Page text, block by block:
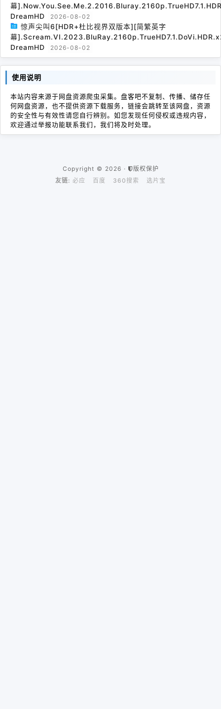
幕
DreamHD
2026-08-02
惊声尖叫6[HDR+杜比视界双版本][简繁英字
幕
DreamHD
2026-08-02
使用说明
本站内容来源于网盘资源爬虫采集。盘客吧不复制、传播、储存任
何网盘资源，也不提供资源下载服务，链接会跳转至该网盘，资源
的安全性与有效性请您自行辨别。如您发现任何侵权或违规内容，
欢迎通过举报功能联系我们，我们将及时处理。
Copyright © 2026 ·
版权保护
友链: 必应 百度 360搜索 选片宝